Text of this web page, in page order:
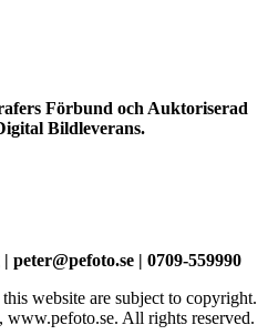
Förbund och Auktoriserad
Bildleverans.
| 0709-559990
website are subject to copyright.
All rights reserved.